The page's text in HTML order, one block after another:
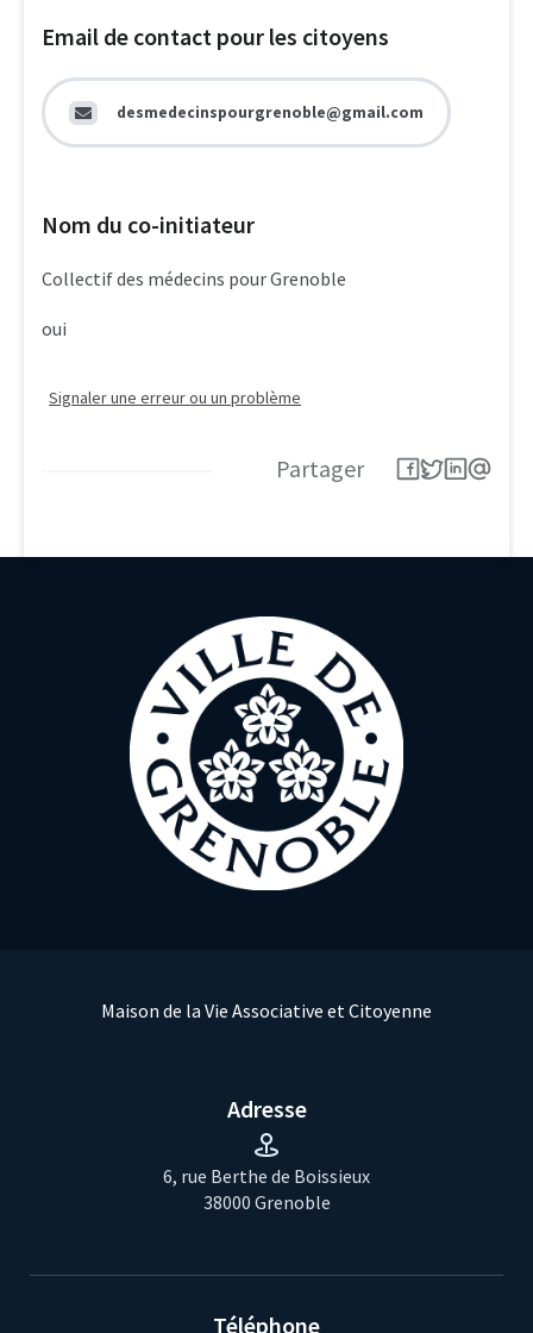
Email de contact pour les citoyens
desmedecinspourgrenoble@gmail.com
Nom du co-initiateur
Collectif des médecins pour Grenoble
oui
Signaler une erreur ou un problème
Partager
Maison de la Vie Associative et Citoyenne
Adresse
6, rue Berthe de Boissieux
38000 Grenoble
Téléphone